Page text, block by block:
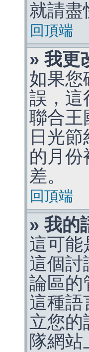
就請盡
回頂端
» 我更
如果您
誤，這
聯合王
日光
的月份
差。
回頂端
» 我的
這可能
這個討
論區的
這種語
立您的
隊網